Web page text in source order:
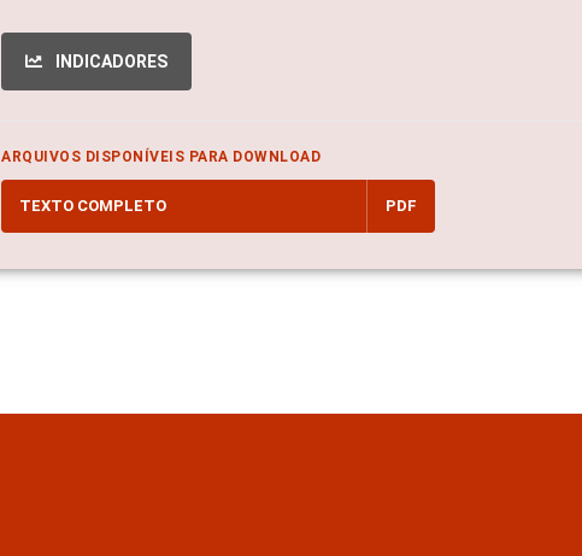
INDICADORES
ARQUIVOS DISPONÍVEIS PARA DOWNLOAD
TEXTO COMPLETO PDF